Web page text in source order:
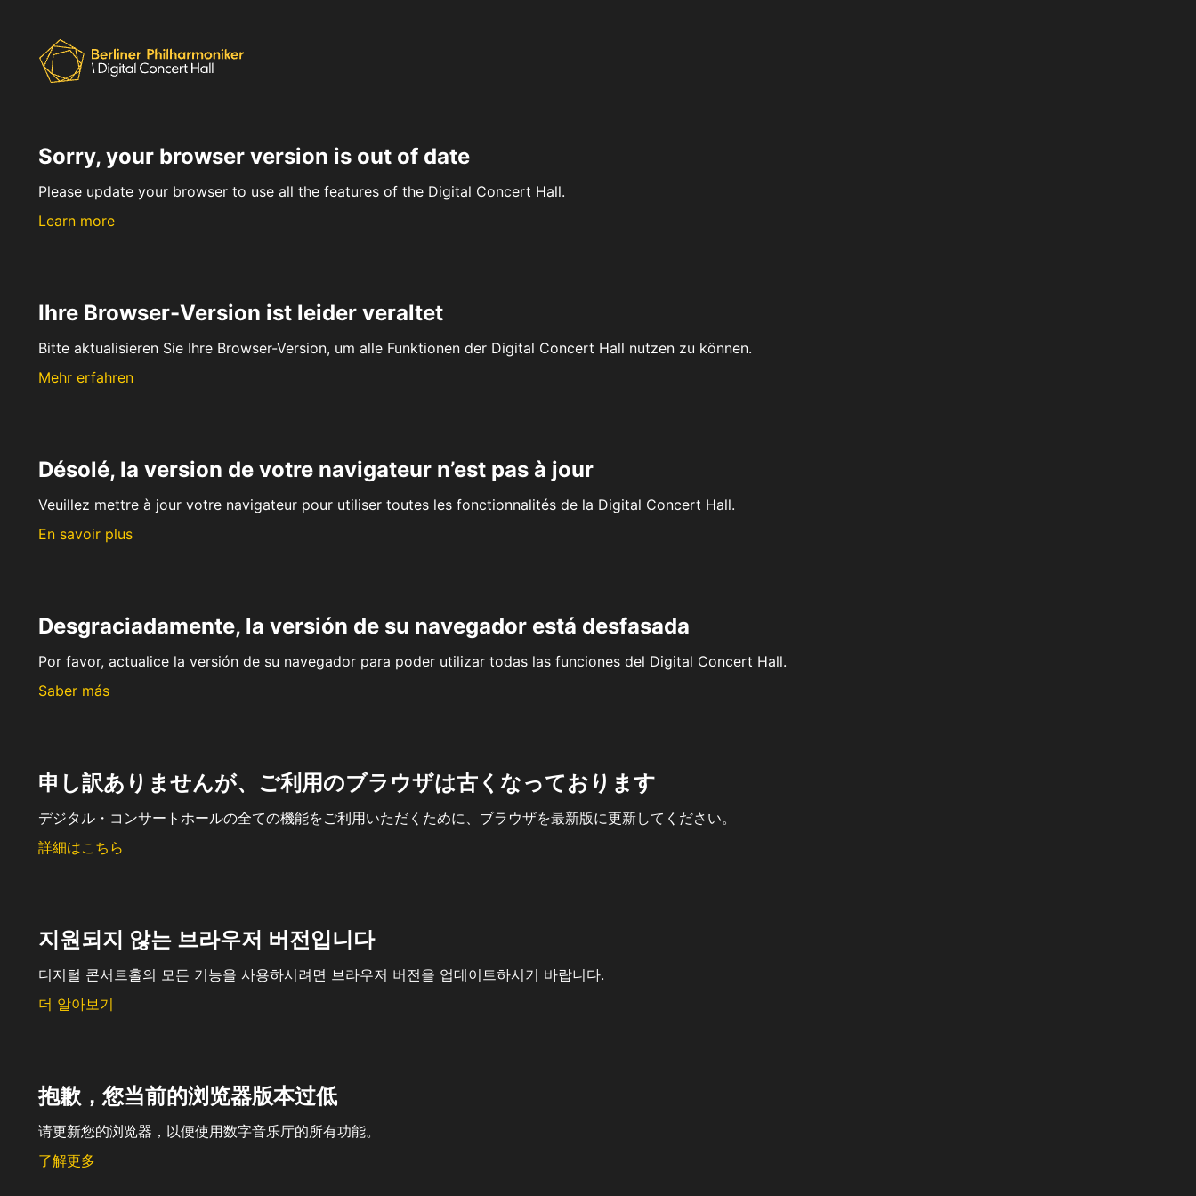
Sorry, your browser version is out of date
Please update your browser to use all the features of the Digital Concert Hall.
Learn more
Ihre Browser-Version ist leider veraltet
Bitte aktualisieren Sie Ihre Browser-Version, um alle Funktionen der Digital Concert Hall nutzen zu können.
Mehr erfahren
Désolé, la version de votre navigateur n’est pas à jour
Veuillez mettre à jour votre navigateur pour utiliser toutes les fonctionnalités de la Digital Concert Hall.
En savoir plus
Desgraciadamente, la versión de su navegador está desfasada
Por favor, actualice la versión de su navegador para poder utilizar todas las funciones del Digital Concert Hall.
Saber más
申し訳ありませんが、ご利用のブラウザは古くなっております
デジタル・コンサートホールの全ての機能をご利用いただくために、ブラウザを最新版に更新してください。
詳細はこちら
지원되지 않는 브라우저 버전입니다
디지털 콘서트홀의 모든 기능을 사용하시려면 브라우저 버전을 업데이트하시기 바랍니다.
더 알아보기
抱歉，您当前的浏览器版本过低
请更新您的浏览器，以便使用数字音乐厅的所有功能。
了解更多